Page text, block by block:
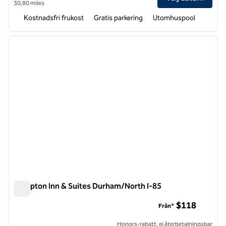
30,80 miles
Kostnadsfri frukost Gratis parkering Utomhuspool
1 av 12
nästa
Hampton Inn & Suites Durham/North I-85
Från* $118
Honors-rabatt, ej återbetalningsbar